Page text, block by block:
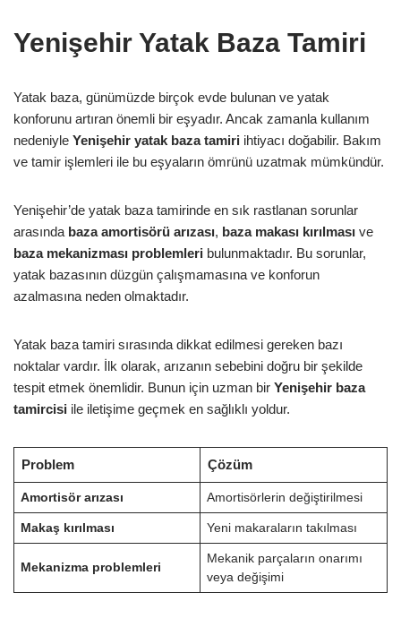
Yenişehir Yatak Baza Tamiri
Yatak baza, günümüzde birçok evde bulunan ve yatak
konforunu artıran önemli bir eşyadır. Ancak zamanla kullanım
nedeniyle Yenişehir yatak baza tamiri ihtiyacı doğabilir. Bakım
ve tamir işlemleri ile bu eşyaların ömrünü uzatmak mümkündür.
Yenişehir’de yatak baza tamirinde en sık rastlanan sorunlar
arasında baza amortisörü arızası, baza makası kırılması ve
baza mekanizması problemleri bulunmaktadır. Bu sorunlar,
yatak bazasının düzgün çalışmamasına ve konforun
azalmasına neden olmaktadır.
Yatak baza tamiri sırasında dikkat edilmesi gereken bazı
noktalar vardır. İlk olarak, arızanın sebebini doğru bir şekilde
tespit etmek önemlidir. Bunun için uzman bir Yenişehir baza
tamircisi ile iletişime geçmek en sağlıklı yoldur.
Problem Çözüm
Amortisör arızası Amortisörlerin değiştirilmesi
Makaş kırılması Yeni makaraların takılması
Mekanizma problemleri
Mekanik parçaların onarımı
veya değişimi